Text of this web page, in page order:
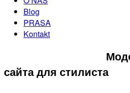
Blog
PRASA
Kontakt
сайта для стилиста